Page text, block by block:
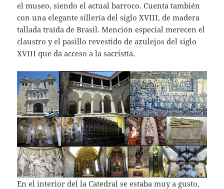
el museo, siendo el actual barroco. Cuenta también
con una elegante sillería del siglo XVIII, de madera
tallada traída de Brasil. Mención especial merecen el
claustro y el pasillo revestido de azulejos del siglo
XVIII que da acceso a la sacristía.
En el interior del la Catedral se estaba muy a gusto,